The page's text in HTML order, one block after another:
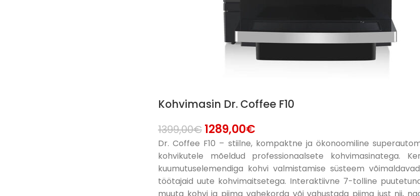
Kohvimasin Dr. Coffee F10
1399,00€ 1289,00€
Dr. Coffee F10 – stiilne, kompaktne ja ökonoomiline
kohvikutele mõeldud professionaalsete kohvimasinatega.
kuumutuselemendiga kohvi valmistamise süsteem
töötajaid uute kohvimaitsetega. Interaktiivne 7-tolline